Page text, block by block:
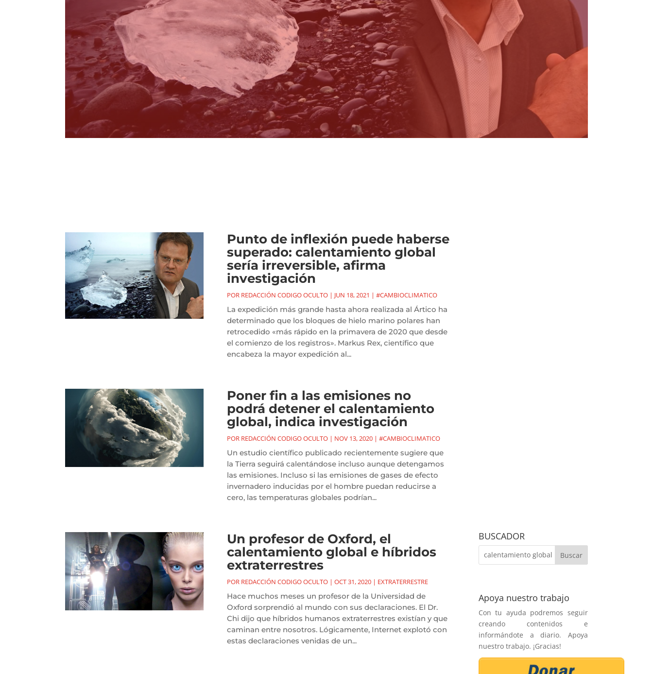
Punto de inflexión puede haberse
superado: calentamiento global
sería irreversible, afirma
investigación
POR REDACCIÓN CODIGO OCULTO| JUN 18, 2021 | #CAMBIOCLIMATICO
La expedición más grande hasta ahora realizada al Ártico ha
determinado que los bloques de hielo marino polares han
retrocedido «más rápido en la primavera de 2020 que desde
el comienzo de los registros». Markus Rex, científico que
encabeza la mayor expedición al...
Poner fin a las emisiones no
podrá detener el calentamiento
global, indica investigación
POR REDACCIÓN CODIGO OCULTO| NOV 13, 2020| #CAMBIOCLIMATICO
Un estudio científico publicado recientemente sugiere que
la Tierra seguirá calentándose incluso aunque detengamos
las emisiones. Incluso si las emisiones de gases de efecto
invernadero inducidas por el hombre puedan reducirse a
cero, las temperaturas globales podrían...
Un profesor de Oxford, el
calentamiento global e híbridos
extraterrestres
POR REDACCIÓN CODIGO OCULTO| OCT 31, 2020| EXTRATERRESTRE
Hace muchos meses un profesor de la Universidad de
Oxford sorprendió al mundo con sus declaraciones. El Dr.
Chi dijo que híbridos humanos extraterrestres existían y que
caminan entre nosotros. Lógicamente, Internet explotó con
estas declaraciones venidas de un...
BUSCADOR
Apoya nuestro trabajo
Con tu ayuda podremos seguir
creando contenidos e
informándote a diario. Apoya
nuestro trabajo. ¡Gracias!